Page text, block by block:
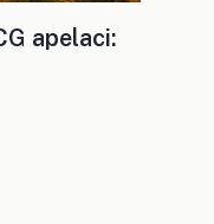
apelaci: